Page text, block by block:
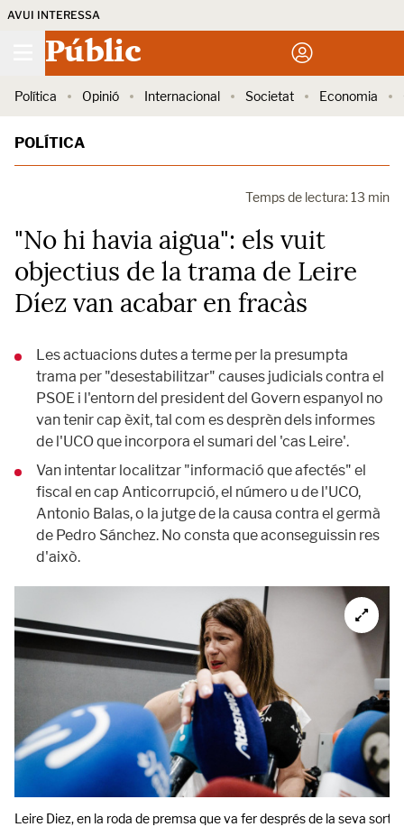
AVUI INTERESSA
Públic
Política Opinió Internacional Societat Economia
POLÍTICA
Temps de lectura: 13 min
"No hi havia aigua": els vuit
objectius de la trama de Leire
Díez van acabar en fracàs
Les actuacions dutes a terme per la presumpta
trama per "desestabilitzar" causes judicials contra el
PSOE i l'entorn del president del Govern espanyol no
van tenir cap èxit, tal com es desprèn dels informes
de l'UCO que incorpora el sumari del 'cas Leire'.
Van intentar localitzar "informació que afectés" el
fiscal en cap Anticorrupció, el número u de l'UCO,
Antonio Balas, o la jutge de la causa contra el germà
de Pedro Sánchez. No consta que aconseguissin res
d'això.
Leire Diez, en la roda de premsa que va fer després de la seva